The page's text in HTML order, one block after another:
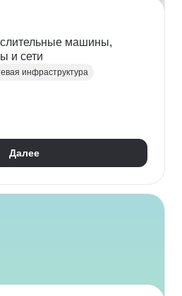
машины,
и сети
инфраструктура
данных
вычисления
Далее